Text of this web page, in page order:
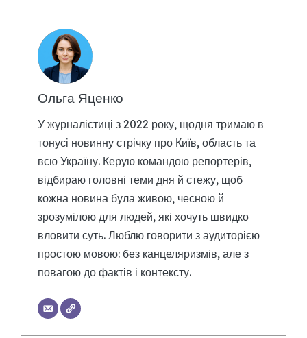
Ольга Яценко
У журналістиці з 2022 року, щодня тримаю в
тонусі новинну стрічку про Київ, область та
всю Україну. Керую командою репортерів,
відбираю головні теми дня й стежу, щоб
кожна новина була живою, чесною й
зрозумілою для людей, які хочуть швидко
вловити суть. Люблю говорити з аудиторією
простою мовою: без канцеляризмів, але з
повагою до фактів і контексту.